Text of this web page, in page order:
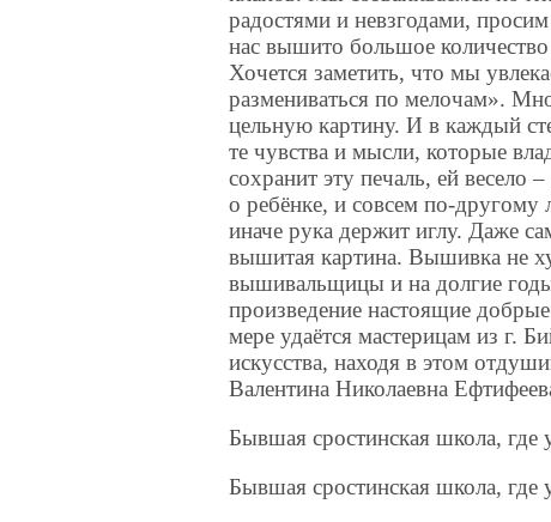
радостями и невзгодами,
нас вышито большое
Хочется заметить, что мы
размениваться по мелочам».
цельную картину. И в каждый
те чувства и мысли, которые
сохранит эту печаль, ей
о ребёнке, и совсем по-другому
иначе рука держит иглу. Даже
вышитая картина. Вышивка не
вышивальщицы и на долгие
произведение настоящие
мере удаётся мастерицам из г.
искусства, находя в этом
Валентина Николаевна
Бывшая сростинская школа,
Бывшая сростинская школа,